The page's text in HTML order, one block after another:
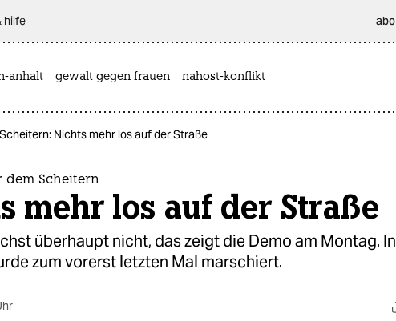
hilfe abo
anhalt gewalt gegen frauen nahost-konflikt
Nichts mehr los auf der Straße
dem Scheitern
mehr los auf der Straße
überhaupt nicht, das zeigt die Demo am Montag. In
zum vorerst letzten Mal marschiert.